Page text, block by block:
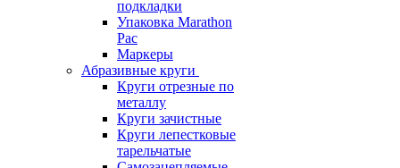
подкладки
Упаковка Marathon
Pac
Маркеры
Абразивные круги
Круги отрезные по
металлу
Круги зачистные
Круги лепестковые
тарельчатые